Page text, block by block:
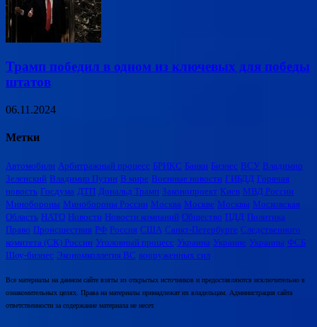
Трамп победил в одном из ключевых для победы
штатов
06.11.2024
Метки
Автомобили Арбитражный процесс БРИКС Банки Бизнес ВСУ Владимир
Зеленский Владимир Путин В мире Военные новости ГИБДД Горячая
новость Госдума ДТП Дональд Трамп Законопроект Киев МВД России
Минобороны Минобороны России Москва Москве Москвы Московская
Область НАТО Новости Новости компаний Общество ПДД Политика
Право Происшествия РФ Россия США Санкт-Петербурге Следственного
комитета (СК) России Уголовный процесс Украина Украине Украины ФСБ
Шоу-бизнес Экономколлегия ВС вооруженных сил
Все материалы на данном сайте взяты из открытых источников и предоставляются исключительно в
ознакомительных целях. Права на материалы принадлежат их владельцам. Администрация сайта
ответственности за содержание материала не несет.